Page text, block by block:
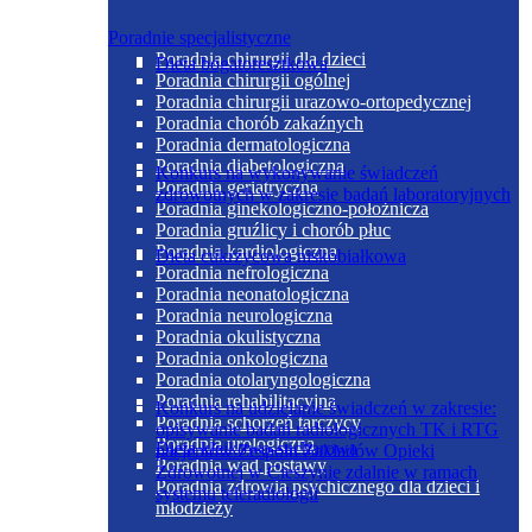
Poradnie specjalistyczne
Poradnia chirurgii dla dzieci
Poradnia chirurgii ogólnej
Poradnia chirurgii urazowo-ortopedycznej
Poradnia chorób zakaźnych
Poradnia dermatologiczna
Poradnia diabetologiczna
Poradnia geriatryczna
Poradnia ginekologiczno-położnicza
Poradnia gruźlicy i chorób płuc
Poradnia kardiologiczna
Poradnia nefrologiczna
Poradnia neonatologiczna
Poradnia neurologiczna
Poradnia okulistyczna
Poradnia onkologiczna
Poradnia otolaryngologiczna
Poradnia rehabilitacyjna
Poradnia schorzeń tarczycy
Poradnia urologiczna
Poradnia wad postawy
Poradnia zdrowia psychicznego dla dzieci i
młodzieży
Dieta bogatoresztkowa
Dieta cukrzycowa niskobiałkowa
Dieta kleikowo-sucharowa
Konkurs na wykonywanie świadczeń
zdrowotnych w zakresie badań laboratoryjnych
Konkurs na udzielanie świadczeń w zakresie:
opisywanie badań radiologicznych TK i RTG
pacjentów Zespołu Zakładów Opieki
Zdrowotnej w Cieszynie zdalnie w ramach
systemu teleradiologii